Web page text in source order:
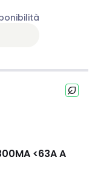
<63A A